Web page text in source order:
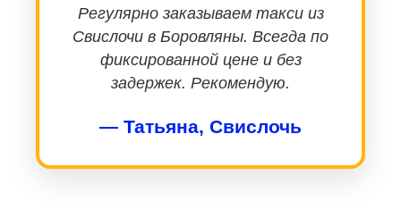
Регулярно заказываем такси из
Свислочи в Боровляны. Всегда по
фиксированной цене и без
задержек. Рекомендую.
— Татьяна, Свислочь